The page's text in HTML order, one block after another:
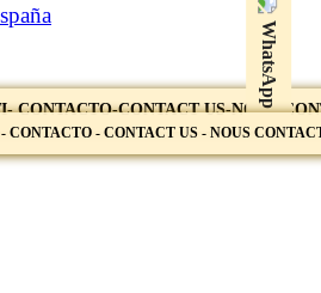
CONTACTO-CONTACT US-NOUS
WhatsApp
CONTACTO - CONTACT US - NOUS